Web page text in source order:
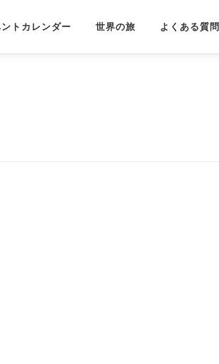
トカレンダー 世界の旅 よくある質問